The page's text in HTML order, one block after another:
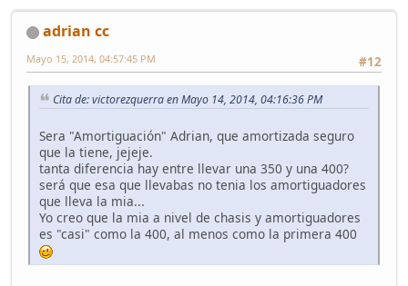
adrian cc
#12
Mayo 15, 2014, 04:57:45 PM
Cita de: victorezquerra en Mayo 14, 2014, 04:16:36 PM
Sera "Amortiguación" Adrian, que amortizada seguro
que la tiene, jejeje.
tanta diferencia hay entre llevar una 350 y una 400?
será que esa que llevabas no tenia los amortiguadores
que lleva la mia...
Yo creo que la mia a nivel de chasis y amortiguadores
es "casi" como la 400, al menos como la primera 400